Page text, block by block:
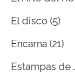
El disco (5)
Encarna (21)
Estampas de